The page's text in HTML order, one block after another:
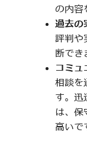
の内容
過去の
評判や
断でき
コミュ
相談を
す。迅
は、保
高いで